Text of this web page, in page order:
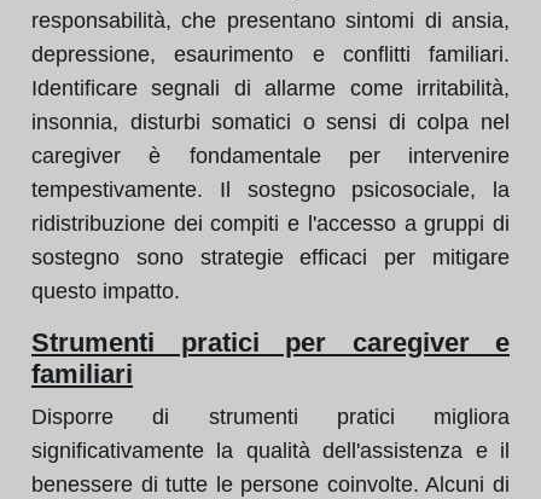
responsabilità, che presentano sintomi di ansia,
depressione, esaurimento e conflitti familiari.
Identificare segnali di allarme come irritabilità,
insonnia, disturbi somatici o sensi di colpa nel
caregiver è fondamentale per intervenire
tempestivamente. Il sostegno psicosociale, la
ridistribuzione dei compiti e l'accesso a gruppi di
sostegno sono strategie efficaci per mitigare
questo impatto.
Strumenti pratici per caregiver e
familiari
Disporre di strumenti pratici migliora
significativamente la qualità dell'assistenza e il
benessere di tutte le persone coinvolte. Alcuni di